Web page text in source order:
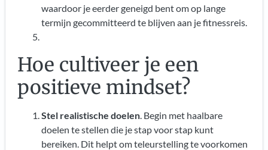
waardoor je eerder geneigd bent om op lange
termijn gecommitteerd te blijven aan je fitnessreis.
Hoe cultiveer je een
positieve mindset?
Stel realistische doelen. Begin met haalbare
doelen te stellen die je stap voor stap kunt
bereiken. Dit helpt om teleurstelling te voorkomen